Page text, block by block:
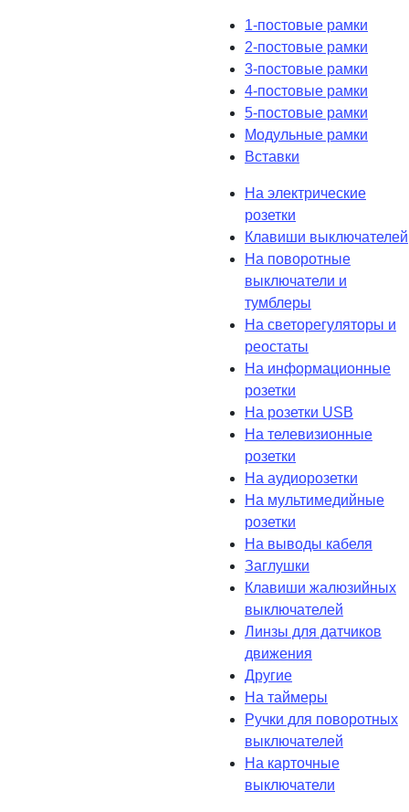
1-постовые рамки
2-постовые рамки
3-постовые рамки
4-постовые рамки
5-постовые рамки
Модульные рамки
Вставки
На электрические
розетки
Клавиши выключателей
На поворотные
выключатели и
тумблеры
На светорегуляторы и
реостаты
На информационные
розетки
На розетки USB
На телевизионные
розетки
На аудиорозетки
На мультимедийные
розетки
На выводы кабеля
Заглушки
Клавиши жалюзийных
выключателей
Линзы для датчиков
движения
Другие
На таймеры
Ручки для поворотных
выключателей
На карточные
выключатели